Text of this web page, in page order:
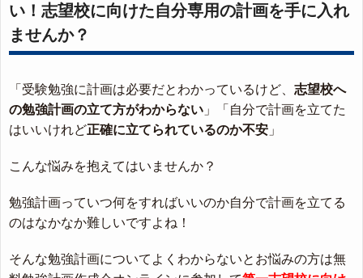
い！志望校に向けた自分専用の計画を手に入れ
ませんか？
「受験勉強に計画は必要だとわかっているけど、 志望校へ
の勉強計画の立て方がわからない 」「自分で計画を立てた
はいいけれど正確に立てられているのか不安 」
こんな悩みを抱えてはいませんか？
勉強計画っていつ何をすればいいのか自分で計画を立てる
のはなかなか難しいですよね！
そんな勉強計画についてよくわからないとお悩みの方は無